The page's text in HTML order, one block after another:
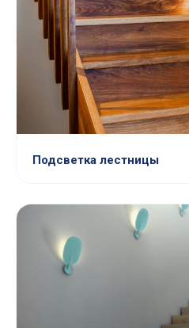
Подсветка лестницы